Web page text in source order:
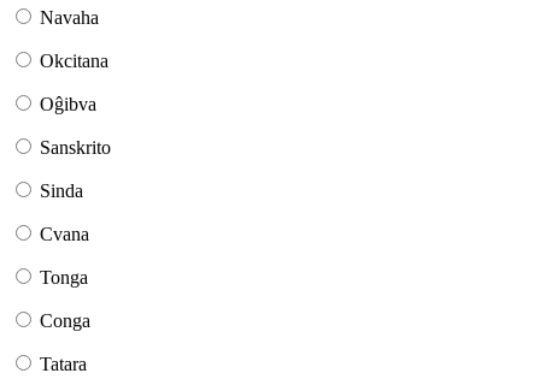
Navaha
Okcitana
Oĝibva
Sanskrito
Sinda
Cvana
Tonga
Conga
Tatara